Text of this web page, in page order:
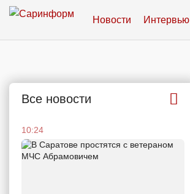
Новости Интервью
Все новости
10:24